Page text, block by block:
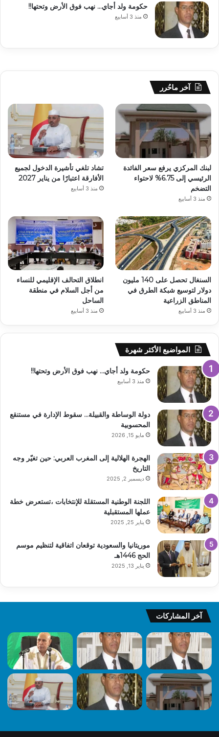
حكومة ولد أجاي… نهب فوق الأرض وتحتها!!
منذ 3 أسابيع
آخر ماحُرر
لبنك المركزي يرفع سعر الفائدة
الرئيسي إلى 6.75% لاحتواء
التضخم
منذ 3 أسابيع
تشاد تلغي تأشيرة الدخول لجميع
الأفارقة اعتبارًا من يناير 2027
منذ 3 أسابيع
السنغال تحصل على 140 مليون
دولار لتوسيع شبكة الطرق في
المناطق الزراعية
منذ 3 أسابيع
انطلاق التحالف الإقليمي للنساء
من أجل السلام في منطقة
الساحل
منذ 3 أسابيع
المواضيع الأكثر شهرة
حكومة ولد أجاي… نهب فوق الأرض وتحتها!!
منذ 3 أسابيع
دولة الوساطة والقبيلة… سقوط الإدارة في مستنقع
المحسوبية
مايو 15, 2026
الهجرة الهلالية إلى المغرب العربي: حين تغيّر وجه
التاريخ
ديسمبر 2, 2025
اللجنة الوطنية المستقلة للإنتخابات ،تستعرض خطة
عملها المستقبلية
يناير 25, 2025
موريتانيا والسعودية توقعان اتفاقية لتنظيم موسم
الحج 1446هـ
يناير 13, 2025
آخر المشاركات